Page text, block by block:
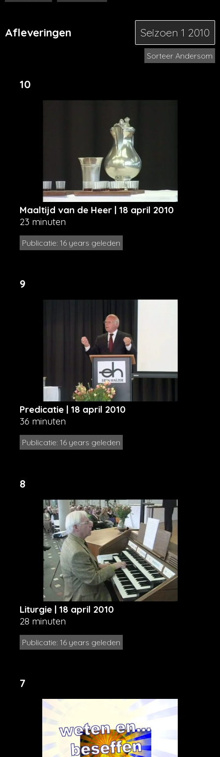
Afleveringen Seizoen 1 2010
Sorteer Andersom
10
Maaltijd van de Heer | 18 april 2010
23 minuten
Publicatie: 16 years geleden
9
Predicatie | 18 april 2010
36 minuten
Publicatie: 16 years geleden
8
Liturgie | 18 april 2010
28 minuten
Publicatie: 16 years geleden
7